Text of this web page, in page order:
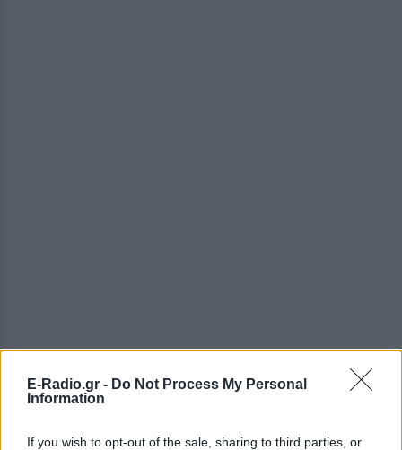
E-Radio.gr - Do Not Process My Personal
Information
If you wish to opt-out of the sale, sharing to third parties, or
πυροσβέστες